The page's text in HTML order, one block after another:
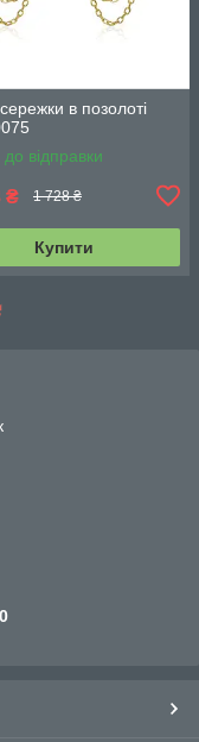
в позолоті
до відправки
₴ 1 728 ₴
Купити